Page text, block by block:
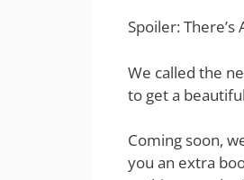
Spoiler:
We called the
to get a
Coming soon,
you an extra